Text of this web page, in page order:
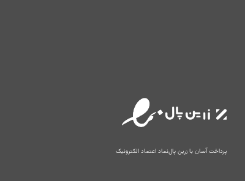
پرداخت آسان با زرین پالنماد اعتماد الکترونیک